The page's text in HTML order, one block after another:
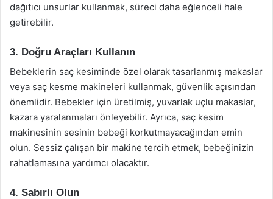
dağıtıcı unsurlar kullanmak, süreci daha eğlenceli hale
getirebilir.
3. Doğru Araçları Kullanın
Bebeklerin saç kesiminde özel olarak tasarlanmış makaslar
veya saç kesme makineleri kullanmak, güvenlik açısından
önemlidir. Bebekler için üretilmiş, yuvarlak uçlu makaslar,
kazara yaralanmaları önleyebilir. Ayrıca, saç kesim
makinesinin sesinin bebeği korkutmayacağından emin
olun. Sessiz çalışan bir makine tercih etmek, bebeğinizin
rahatlamasına yardımcı olacaktır.
4. Sabırlı Olun